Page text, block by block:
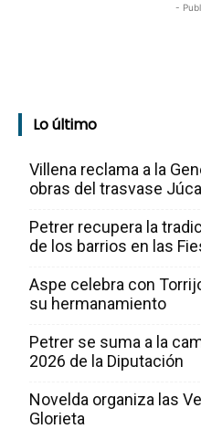
-
Lo último
Villena reclama a la
obras del trasvase
Petrer recupera la
de los barrios en las
Aspe celebra con
su hermanamiento
Petrer se suma a la
2026 de la Diputación
Novelda organiza las
Glorieta